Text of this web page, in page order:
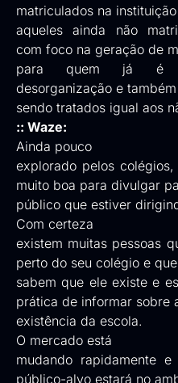
matriculados na
aqueles ainda não
com foco na geração de
para quem já é
desorganização e
sendo tratados igual aos
:: Waze:
Ainda pouco
explorado pelos
muito boa para divulgar
público que estiver
Com certeza
existem muitas pessoas
perto do seu colégio e
sabem que ele existe e
prática de informar sobre
existência da escola.
O mercado está
mudando rapidamente
público-alvo estará no